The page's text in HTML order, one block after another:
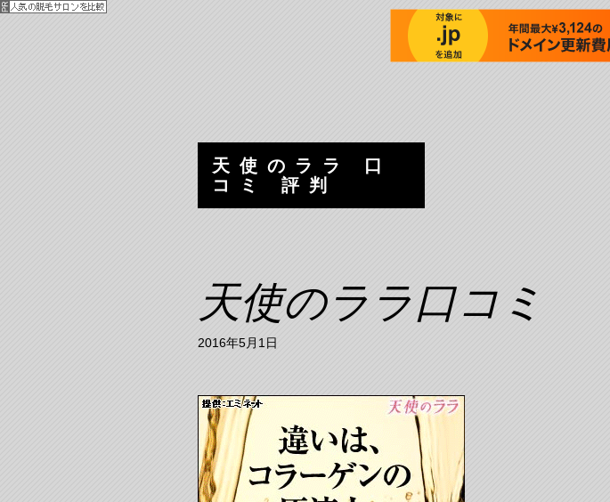
天使のララ 口
コミ 評判
天使のララ口コミ
2016年5月1日